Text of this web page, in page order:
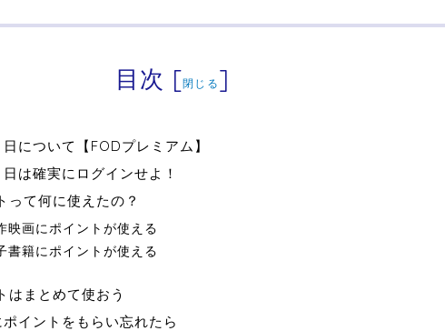
目次 [閉じる ]
について【FODプレミアム】
は確実にログインせよ！
って何に使えたの？
映画にポイントが使える
書籍にポイントが使える
はまとめて使おう
イントをもらい忘れたら